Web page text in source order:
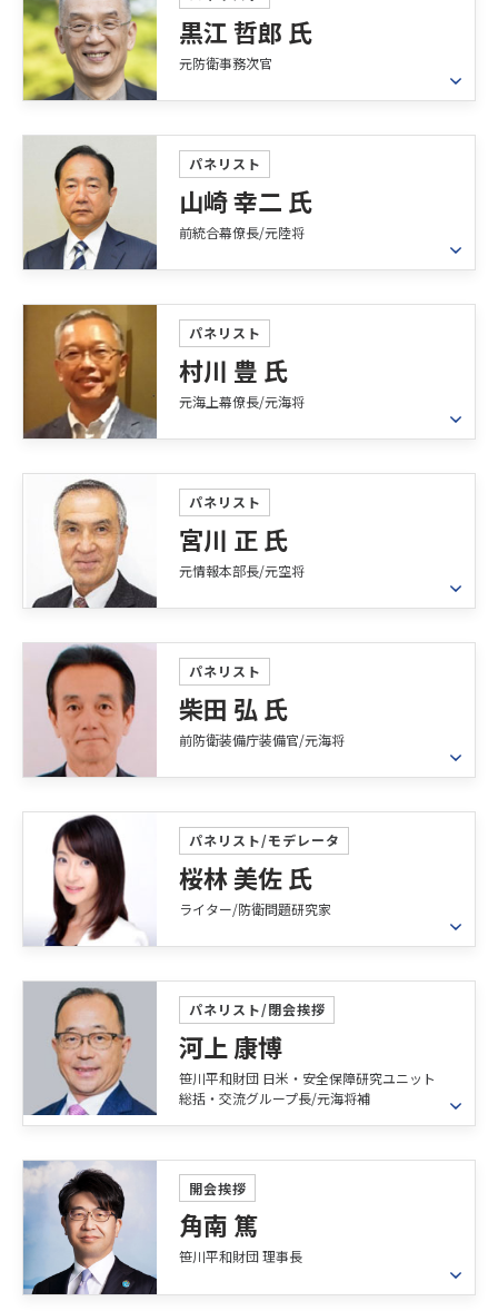
黒江 哲郎 氏
元防衛事務次官
プロフィール
出身：山形県南陽市
生年月日：昭和33年3月25日
学歴：東京大学法学部卒業(昭和56年3月)
試験：上級職国家公務員試験(法律)合格
昭和56年04月 防衛庁(当時)入庁
平成19年09月 大臣官房審議官
平成21年08月 防衛政策局次長
平成24年09月 運用企画局長
平成25年07月 大臣官房長
平成26年07月 防衛政策局長
平成29年07月 退職
平成29年10月 内閣官房国家安全保障局国家安
全保障参与（～令和2年5月）
平成30年01月 三井住友海上火災保険株式会
社 顧問
に考える有識者会議」構成員（～令和4年11月）
令和05年02月 「防衛省・自衛隊の人的基盤の
強化に関する有識者検討会」構成員
著書：「防衛事務次官冷や汗日記 失敗だらけの
役人人生」
パネリスト
山崎 幸二 氏
前統合幕僚⾧/元陸将
プロフィール
1983年防衛大学校、2006年米国国防大学（国家安
全戦略修士課程）を卒業。
1983年に陸上自衛隊に入隊、北部方面総監、第9師
団長、第4施設団長、西部方面総監部防衛副長な
ど、第一線の部隊指揮官等として勤務。防衛省に
おいて、陸上幕僚長、陸上幕僚監部人事部長・装
備計画課長等として勤務。2019年より自衛隊の最
高位の職である統合幕僚長として4年間勤務し、我
が国の平和と安全を守るため、防衛大臣を軍事専
門的観点から補佐するとともに、自衛隊の国内外
障戦略等安保関連3文書の策定に従事。
米国・仏国・豪州の政府より、他国軍人等へ授与
される最高位の勲章を受章。2023年自衛隊を退官
（元陸将）。
現在、三井住友海上火災（株）顧問、防衛省顧
問、笹川平和財団上席フェロー、日本地雷処理を
支援する会会長。
パネリスト
村川 豊 氏
元海上幕僚⾧/元海将
プロフィール
1981年 防衛大学校卒業、海上自衛隊入隊
主要経歴
2009年 阪神基地隊司令
2010年 第4術科学校長
2011年 海上幕僚監部人事教育部長
2013年 海上自衛隊補給本部長
2015年 海上幕僚副長
2016年 海上幕僚長
2019年 退官
2019年 株式会社ＮＴＴデータ 特別参与
パネリスト
宮川 正 氏
元情報本部⾧/元空将
プロフィール
防衛省情報本部長（DIH）として防衛大臣および統
合幕僚長に軍事情報および国際情勢に関する情報
を提供するとともに、首相やその他の関係者に軍
事情勢について報告。1959年長野県で生まれ、
1982年に航空自衛隊（JASDF）に入隊、F-15Jの戦
闘機パイロットとして、また各級指揮官として勤
務。
【経歴・実績】
2022年9月～現在：日本大学危機管理学部教授
戦略論、GEOINT、テロリズム等の授業を担当
（CSICE）所長
日本の情報収集衛星の衛星画像を政府や関係機関
に提供
2014年8月～2017年12月：防衛省情報本部長
（DIH）
SIGINT、IMINT、OSINTを収集・分析し、関係機
関に提供するほか、国際情勢 や軍事情勢など日本
の安全保障に関わる動向の分析
2013年8月～2014年7月：西部航空方面隊司令官 日
本の西部地域における防空任務
2012年1月～2013年7月：航空幕僚監部人事教育部
長
パネリスト
柴田 弘 氏
前防衛装備庁装備官/元海将
プロフィール
1988年 愛媛大学 理学部物理学科 卒業後､海上自
衛隊入隊
1995年 防衛大学校 理工学研究科(工学修士取得)
2009年 海上幕僚監部 人事教育部 補任課 補任班
長
2010年 海上自衛隊 補給本部 武器部長
2012年 海上幕僚監部 装備部 武器課長
2014年 海上幕僚監部 装備計画部 艦船 •武器課長
2015年 防衛装備庁 長官官房 艦船設計官
2017年 海上幕僚監部 装備計画部長
2018年 海上幕僚監部 人事教育部長
2022年 退官
2024年 公益財団法人 水交会 東京支部 幹事長
パネリスト/モデレータ
桜林 美佐 氏
ライター/防衛問題研究家
プロフィール
1970年4月26日生まれ。日本大学芸術学部放送学
科卒。TV番組キャスター、制作スタッフ、ラジオ
報道デスクなどを経て現在は自衛隊や国内防衛産
業など防衛・安全保障問題を中心に執筆。
生産・技術基盤研究会」、内閣府「災害時多目的
船に関する検討会」委員、防衛省「防衛問題を語
る懇談会」メンバー等歴任。安全保障懇話会 理
事。国家基本問題研究所 客員研究員。防衛整備
基盤協会 評議員
パネリスト/閉会挨拶
河上 康博
笹川平和財団 日米・安全保障研究ユニット
総括・交流グループ長/元海将補
プロフィール
1988年 防衛大学校卒業、2021年 放送大学大学院
（社会経営科学）修了、学術修士。
1988年 海上自衛隊入隊、艦艇、幕僚、指揮官（機
雷戦、水陸両用戦）勤務、防衛省内部部局・海上
開会挨拶
角南 篤
笹川平和財団 理事長